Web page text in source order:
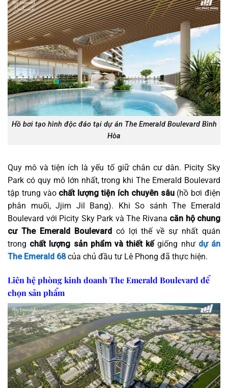
Hồ bơi tạo hình độc đáo tại dự án The Emerald Boulevard Bình
Hòa
Quy mô và tiện ích là yếu tố giữ chân cư dân. Picity Sky
Park có quy mô lớn nhất, trong khi The Emerald Boulevard
tập trung vào chất lượng tiện ích chuyên sâu(hồ bơi điện
phân muối, Jjim Jil Bang). Khi So sánh The Emerald
Boulevard với Picity Sky Park và The Rivana căn hộ chung
cư The Emerald Boulevard có lợi thế về sự nhất quán
trong chất lượng sản phẩm và thiết kếgiống như dự án
The Emerald 68của chủ đầu tư Lê Phong đã thực hiện.
Liên hệ phòng kinh doanh The Emerald Boulevard để
chọn sản phẩm